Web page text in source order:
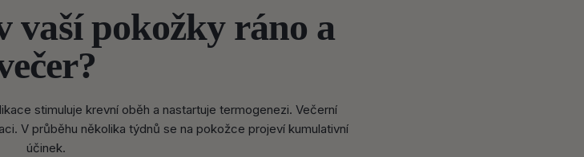
vaší pokožky ráno a
stimuluje krevní oběh a nastartuje termogenezi. Večerní
V průběhu několika týdnů se na pokožce projeví kumulativní
účinek.